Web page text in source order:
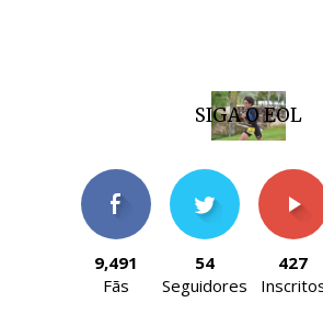
SIGA O EOL
9,491
Fãs
54
Seguidores
427